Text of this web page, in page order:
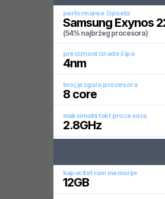
performanse čipseta
Samsung Exynos
(54% najbržeg procesora)
preciznost izrade čipa
4nm
broj jezgara procesora
8core
maksimalni takt procesora
2.8GHz
kapacitet ram memorije
12GB